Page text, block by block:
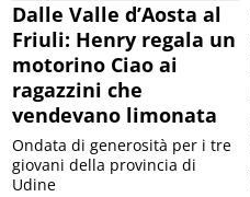
Dalle Valle d’Aosta al
Friuli: Henry regala un
motorino Ciao ai
ragazzini che
vendevano limonata
Ondata di generosità per i tre
giovani della provincia di
Udine